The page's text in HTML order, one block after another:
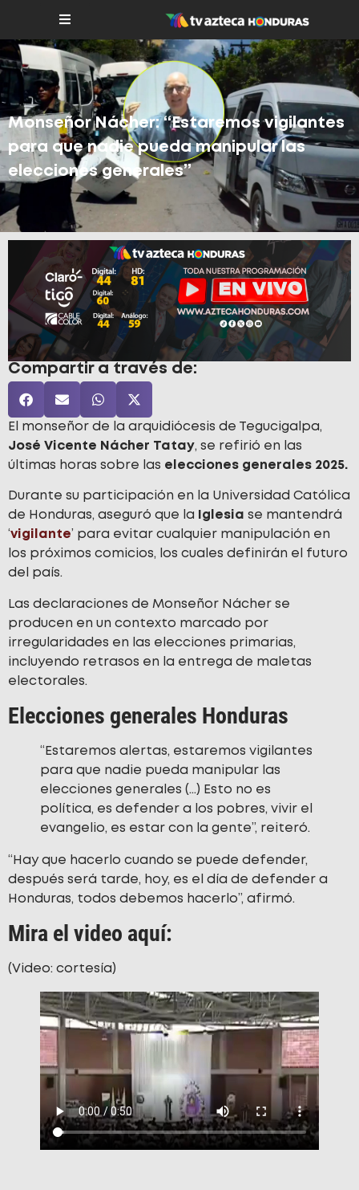
Monseñor Nácher: “Estaremos vigilantes
para que nadie pueda manipular las
elecciones generales”
Compartir a través de:
El monseñor de la arquidiócesis de Tegucigalpa,
José Vicente Nácher Tatay, se refirió en las
últimas horas sobre las elecciones generales 2025.
Durante su participación en la Universidad Católica
de Honduras, aseguró que la
Iglesia se mantendrá
‘vigilante’ para evitar cualquier manipulación en
los próximos comicios, los cuales definirán el futuro
del país.
Las declaraciones de Monseñor Nácher se
producen en un contexto marcado por
irregularidades en las elecciones primarias,
incluyendo retrasos en la entrega de maletas
electorales.
Elecciones generales Honduras
“Estaremos alertas, estaremos vigilantes
para que nadie pueda manipular las
elecciones generales (…) Esto no es
política, es defender a los pobres, vivir el
evangelio, es estar con la gente”, reiteró.
“Hay que hacerlo cuando se puede defender,
después será tarde, hoy, es el día de defender a
Honduras, todos debemos hacerlo”, afirmó.
Mira el video aquí:
(Video: cortesía)